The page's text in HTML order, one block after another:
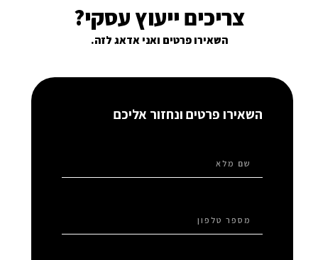
צריכים ייעוץ עסקי?
השאירו פרטים ואני אדאג לזה.
השאירו פרטים ונחזור אליכם